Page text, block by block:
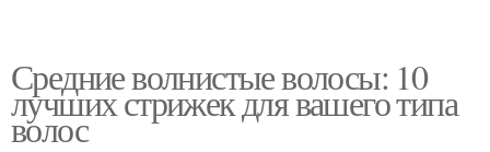
Средние волнистые волосы: 10
лучших стрижек для вашего типа
волос